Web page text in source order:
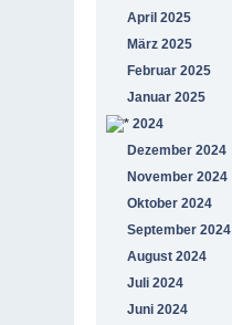
April 2025
März 2025
Februar 2025
Januar 2025
2024
Dezember 2024
November 2024
Oktober 2024
September 2024
August 2024
Juli 2024
Juni 2024